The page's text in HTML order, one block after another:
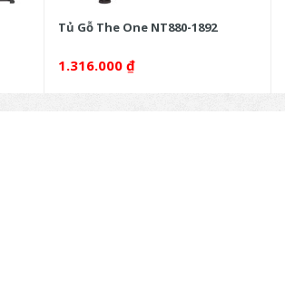
Tủ Gỗ The One NT880-1892
1.316.000 ₫